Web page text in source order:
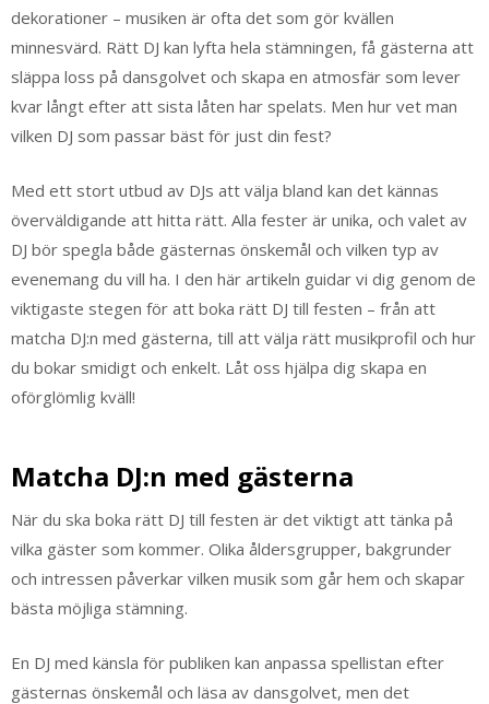
dekorationer – musiken är ofta det som gör kvällen
minnesvärd. Rätt DJ kan lyfta hela stämningen, få gästerna att
släppa loss på dansgolvet och skapa en atmosfär som lever
kvar långt efter att sista låten har spelats. Men hur vet man
vilken DJ som passar bäst för just din fest?
Med ett stort utbud av DJs att välja bland kan det kännas
överväldigande att hitta rätt. Alla fester är unika, och valet av
DJ bör spegla både gästernas önskemål och vilken typ av
evenemang du vill ha. I den här artikeln guidar vi dig genom de
viktigaste stegen för att boka rätt DJ till festen – från att
matcha DJ:n med gästerna, till att välja rätt musikprofil och hur
du bokar smidigt och enkelt. Låt oss hjälpa dig skapa en
oförglömlig kväll!
Matcha DJ:n med gästerna
När du ska boka rätt DJ till festen är det viktigt att tänka på
vilka gäster som kommer. Olika åldersgrupper, bakgrunder
och intressen påverkar vilken musik som går hem och skapar
bästa möjliga stämning.
En DJ med känsla för publiken kan anpassa spellistan efter
gästernas önskemål och läsa av dansgolvet, men det